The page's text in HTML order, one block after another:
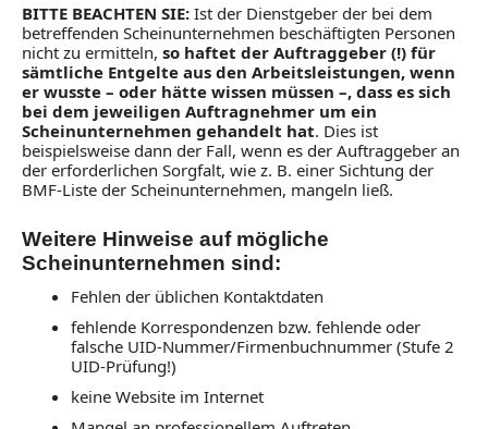
BITTE BEACHTEN SIE: Ist der Dienstgeber der bei dem
betreffenden Scheinunternehmen beschäftigten Personen
nicht zu ermitteln, so haftet der Auftraggeber (!) für
sämtliche Entgelte aus den Arbeitsleistungen, wenn
er wusste – oder hätte wissen müssen –, dass es sich
bei dem jeweiligen Auftragnehmer um ein
Scheinunternehmen gehandelt hat. Dies ist
beispielsweise dann der Fall, wenn es der Auftraggeber an
der erforderlichen Sorgfalt, wie z. B. einer Sichtung der
BMF-Liste der Scheinunternehmen, mangeln ließ.
Weitere Hinweise auf mögliche
Scheinunternehmen sind:
Fehlen der üblichen Kontaktdaten
fehlende Korrespondenzen bzw. fehlende oder
falsche UID-Nummer/Firmenbuchnummer (Stufe 2
UID-Prüfung!)
keine Website im Internet